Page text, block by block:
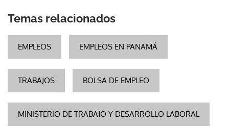
Temas relacionados
EMPLEOS EMPLEOS EN PANAMÁ
TRABAJOS BOLSA DE EMPLEO
MINISTERIO DE TRABAJO Y DESARROLLO LABORAL